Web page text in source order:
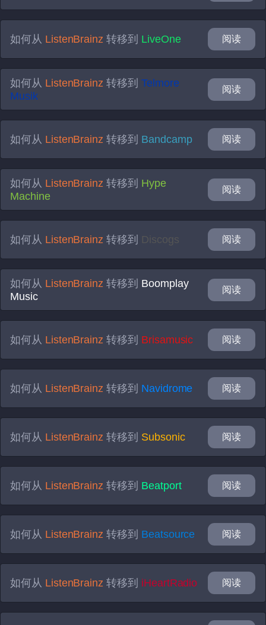
如何从 ListenBrainz 转移到 LiveOne 阅读
如何从 ListenBrainz 转移到 Telmore
Musik
阅读
如何从 ListenBrainz 转移到 Bandcamp 阅读
如何从 ListenBrainz 转移到 Hype
Machine
阅读
如何从 ListenBrainz 转移到 Discogs 阅读
如何从 ListenBrainz 转移到 Boomplay
Music
阅读
如何从 ListenBrainz 转移到 Brisamusic 阅读
如何从 ListenBrainz 转移到 Navidrome 阅读
如何从 ListenBrainz 转移到 Subsonic 阅读
如何从 ListenBrainz 转移到 Beatport 阅读
如何从 ListenBrainz 转移到 Beatsource 阅读
如何从 ListenBrainz 转移到 iHeartRadio 阅读